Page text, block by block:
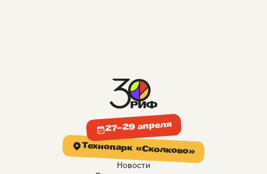
27–29 апреля
Технопарк «Сколково»
Новости